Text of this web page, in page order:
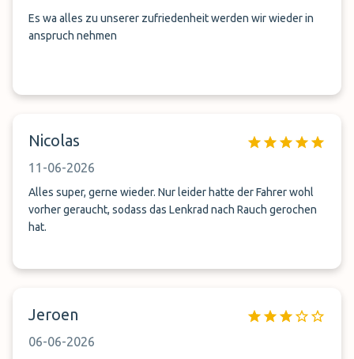
Es wa alles zu unserer zufriedenheit werden wir wieder in
anspruch nehmen
Nicolas
11-06-2026
Alles super, gerne wieder. Nur leider hatte der Fahrer wohl
vorher geraucht, sodass das Lenkrad nach Rauch gerochen
hat.
Jeroen
06-06-2026